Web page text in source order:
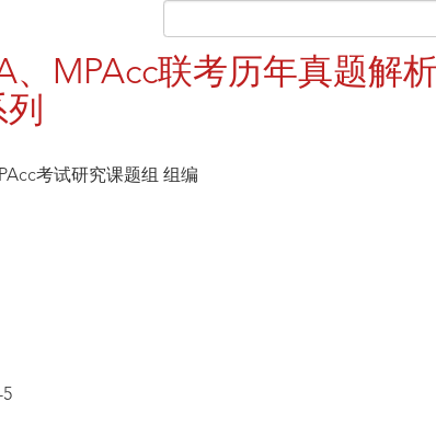
、MPAcc联考历年真题解
考试研究课题组 组编
5